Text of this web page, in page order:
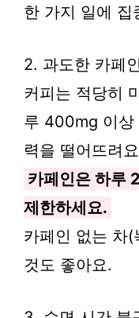
한 가지 일에 집
2. 과도한 카페
커피는 적당히
루 400mg 이상
력을 떨어뜨려
카페인은 하
제한하세요.
카페인 없는 차
것도 좋아요.